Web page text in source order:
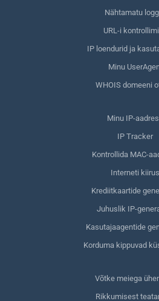
Nähtamatu
URL-i
IP loendurid ja
Minu
WHOIS domeeni
Minu IP-
IP Tracker
Kontrollida MAC-
Interneti kiirus
Krediitkaartide
Juhuslik IP-
Kasutajaagentide
Korduma kippuvad
Võtke meiega
Rikkumisest